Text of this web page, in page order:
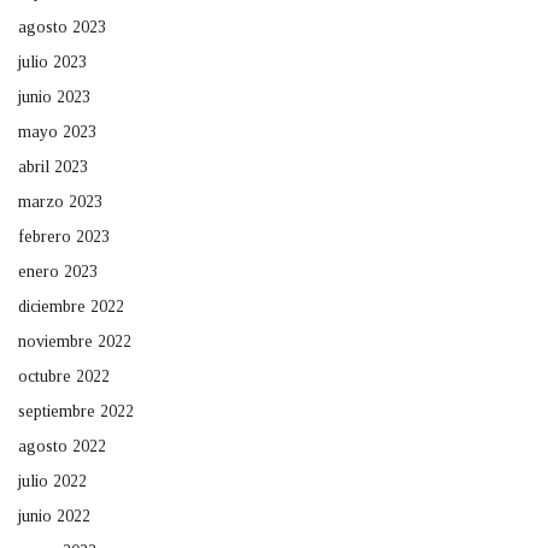
agosto 2023
julio 2023
junio 2023
mayo 2023
abril 2023
marzo 2023
febrero 2023
enero 2023
diciembre 2022
noviembre 2022
octubre 2022
septiembre 2022
agosto 2022
julio 2022
junio 2022